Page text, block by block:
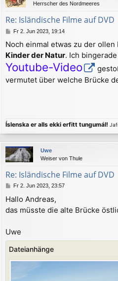
Herrscher des Nordmeeres
Re: Isländische Filme auf DVD
B
i
t
r
a
g
Fr 2. Jun 2023, 19:14
Noch einmal etwas zu der ollen
Kinder der Natur. Ich
Youtube-Video
vermutet über welche Brücke
Íslenska er alls ekki erfitt tungumál!
Uwe
Weiser von Thule
Re: Isländische Filme auf DVD
B
i
t
g
Fr 2. Jun 2023, 23:57
Hallo Andreas,
das müsste die alte Brücke
Uwe
Dateianhänge